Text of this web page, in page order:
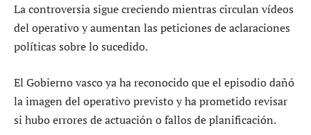
La controversia sigue creciendo mientras circulan vídeos
del operativo y aumentan las peticiones de aclaraciones
políticas sobre lo sucedido.
El Gobierno vasco ya ha reconocido que el episodio dañó
la imagen del operativo previsto y ha prometido revisar
si hubo errores de actuación o fallos de planificación.